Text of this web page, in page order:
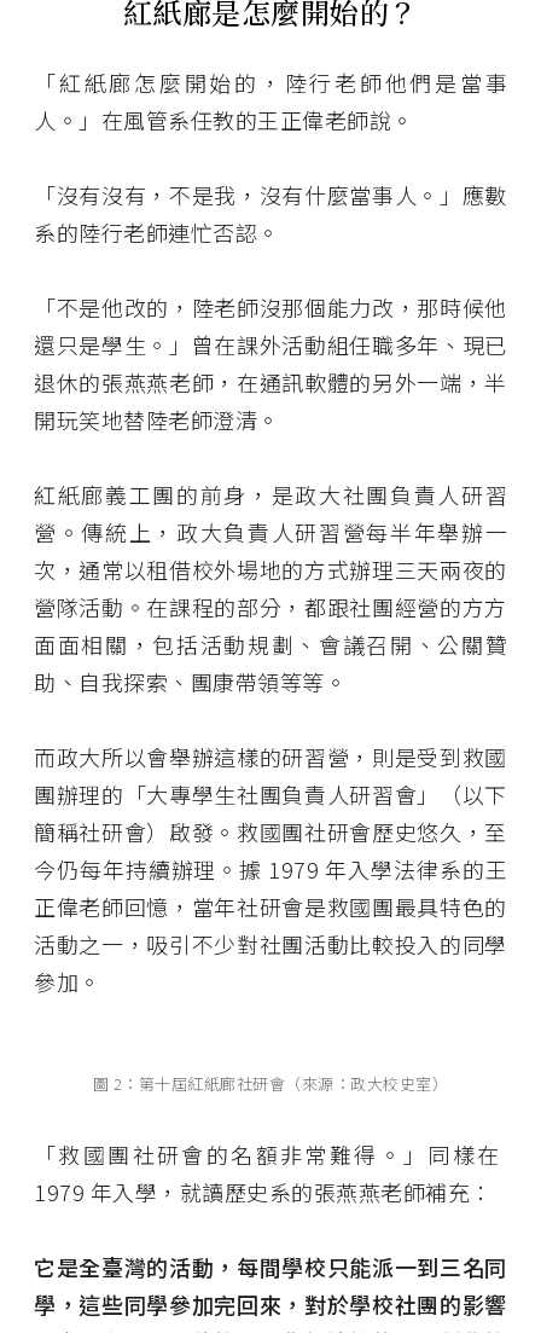
紅紙廊是怎麼開始的？
「紅紙廊怎麼開始的，陸行老師他們是當事
人。」在風管系任教的王正偉老師說。
「沒有沒有，不是我，沒有什麼當事人。」應數
系的陸行老師連忙否認。
「不是他改的，陸老師沒那個能力改，那時候他
還只是學生。」曾在課外活動組任職多年、現已
退休的張燕燕老師，在通訊軟體的另外一端，半
開玩笑地替陸老師澄清。
紅紙廊義工團的前身，是政大社團負責人研習
營。傳統上，政大負責人研習營每半年舉辦一
次，通常以租借校外場地的方式辦理三天兩夜的
營隊活動。在課程的部分，都跟社團經營的方方
面面相關，包括活動規劃、會議召開、公關贊
助、自我探索、團康帶領等等。
而政大所以會舉辦這樣的研習營，則是受到救國
團辦理的「大專學生社團負責人研習會」（以下
簡稱社研會）啟發。救國團社研會歷史悠久，至
今仍每年持續辦理。據 1979 年入學法律系的王
正偉老師回憶，當年社研會是救國團最具特色的
活動之一，吸引不少對社團活動比較投入的同學
參加。
圖 2：第十屆紅紙廊社研會（來源：政大校史室）
「救國團社研會的名額非常難得。」同樣在
1979 年入學，就讀歷史系的張燕燕老師補充：
它是全臺灣的活動，每間學校只能派一到三名同
學，這些同學參加完回來，對於學校社團的影響